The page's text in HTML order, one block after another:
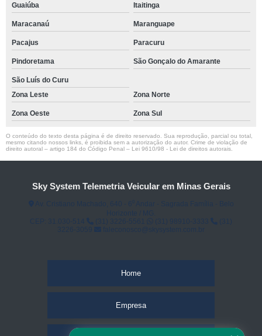
Guaiúba Itaitinga
Maracanaú Maranguape
Pacajus Paracuru
Pindoretama São Gonçalo do Amarante
São Luís do Curu
Zona Leste
Zona Norte
Zona Oeste Zona Sul
O conteúdo do texto desta página é de direito reservado. Sua reprodução, parcial ou total,
mesmo citando nossos links, é proibida sem a autorização do autor. Crime de violação de
direito autoral – artigo 184 do Código Penal – Lei 9610/98 - Lei de direitos autorais
Sky System Telemetria Veicular em Minas Gerais
Home
Empresa